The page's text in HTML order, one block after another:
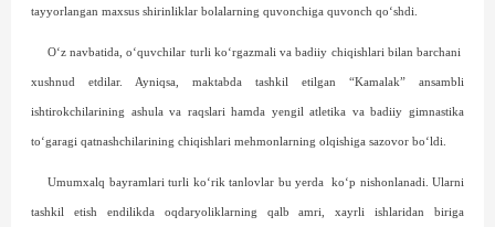
tayyorlangan maxsus shirinliklar bolalarning quvonchiga quvonch qo‘shdi.
O‘z navbatida, o‘quvchilar turli ko‘rgazmali va badiiy chiqishlari bilan barchani
xushnud etdilar. Ayniqsa, maktabda tashkil etilgan “Kamalak” ansambli
ishtirokchilarining ashula va raqslari hamda yengil atletika va badiiy gimnastika
to‘garagi qatnashchilarining chiqishlari mehmonlarning olqishiga sazovor bo‘ldi.
Umumxalq bayramlari turli ko‘rik tanlovlar bu yerda ko‘p nishonlanadi. Ularni
tashkil etish endilikda oqdaryo­liklarning qalb amri, xayrli ishlaridan biriga